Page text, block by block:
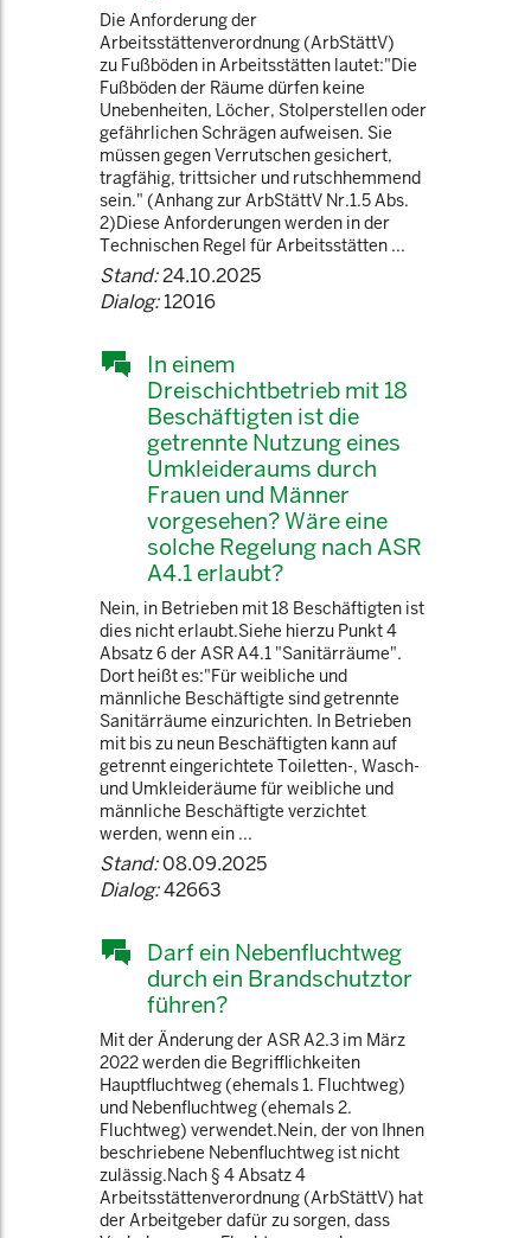
Die Anforderung der
Arbeitsstättenverordnung (ArbStättV)
zu Fußböden in Arbeitsstätten lautet:"Die
Fußböden der Räume dürfen keine
Unebenheiten, Löcher, Stolperstellen oder
gefährlichen Schrägen aufweisen. Sie
müssen gegen Verrutschen gesichert,
tragfähig, trittsicher und rutschhemmend
sein." (Anhang zur ArbStättV Nr.1.5 Abs.
2)Diese Anforderungen werden in der
Technischen Regel für Arbeitsstätten ...
Stand:24.10.2025
Dialog:12016
In einem
Dreischichtbetrieb mit 18
Beschäftigten ist die
getrennte Nutzung eines
Umkleideraums durch
Frauen und Männer
vorgesehen? Wäre eine
solche Regelung nach ASR
A4.1 erlaubt?
Nein, in Betrieben mit 18 Beschäftigten ist
dies nicht erlaubt.Siehe hierzu Punkt 4
Absatz 6 der ASR A4.1 "Sanitärräume".
Dort heißt es:"Für weibliche und
männliche Beschäftigte sind getrennte
Sanitärräume einzurichten. In Betrieben
mit bis zu neun Beschäftigten kann auf
getrennt eingerichtete Toiletten-, Wasch-
und Umkleideräume für weibliche und
männliche Beschäftigte verzichtet
werden, wenn ein ...
Stand:08.09.2025
Dialog:42663
Darf ein Nebenfluchtweg
durch ein Brandschutztor
führen?
Mit der Änderung der ASR A2.3 im März
2022 werden die Begrifflichkeiten
Hauptfluchtweg (ehemals 1. Fluchtweg)
und Nebenfluchtweg (ehemals 2.
Fluchtweg) verwendet.Nein, der von Ihnen
beschriebene Nebenfluchtweg ist nicht
zulässig.Nach § 4 Absatz 4
Arbeitsstättenverordnung (ArbStättV) hat
der Arbeitgeber dafür zu sorgen, dass